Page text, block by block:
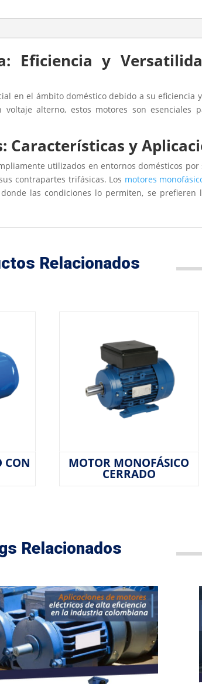
Eficiencia y
en el ámbito doméstico debido a su
alterno, estos motores son esenciales
Características y
utilizados en entornos domésticos
contrapartes trifásicas. Los motores
las condiciones lo permiten, se
Relacionados
CON MOTOR MONOFÁSICO
CERRADO
Relacionados